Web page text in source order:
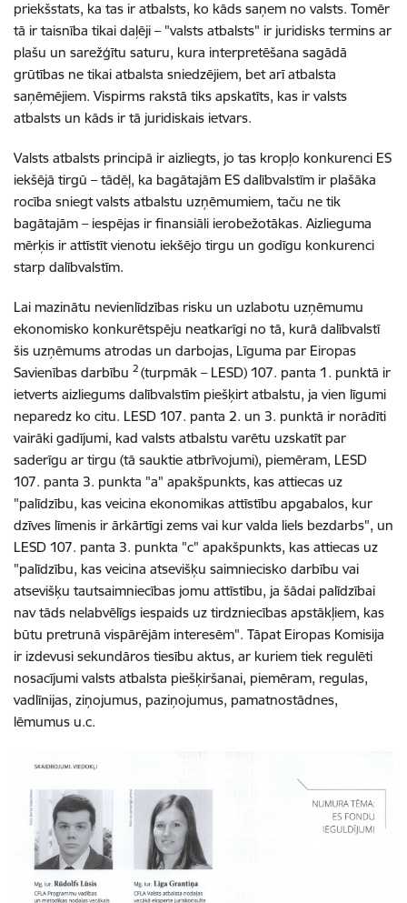
priekšstats, ka tas ir atbalsts, ko kāds saņem no valsts. Tomēr
tā ir taisnība tikai daļēji – "valsts atbalsts" ir juridisks termins ar
plašu un sarežģītu saturu, kura interpretēšana sagādā
grūtības ne tikai atbalsta sniedzējiem, bet arī atbalsta
saņēmējiem. Vispirms rakstā tiks apskatīts, kas ir valsts
atbalsts un kāds ir tā juridiskais ietvars.
Valsts atbalsts principā ir aizliegts, jo tas kropļo konkurenci ES
iekšējā tirgū – tādēļ, ka bagātajām ES dalībvalstīm ir plašāka
rocība sniegt valsts atbalstu uzņēmumiem, taču ne tik
bagātajām – iespējas ir finansiāli ierobežotākas. Aizlieguma
mērķis ir attīstīt vienotu iekšējo tirgu un godīgu konkurenci
starp dalībvalstīm.
Lai mazinātu nevienlīdzības risku un uzlabotu uzņēmumu
ekonomisko konkurētspēju neatkarīgi no tā, kurā dalībvalstī
šis uzņēmums atrodas un darbojas, Līguma par Eiropas
Savienības darbību 2 (turpmāk – LESD) 107. panta 1. punktā ir
ietverts aizliegums dalībvalstīm piešķirt atbalstu, ja vien līgumi
neparedz ko citu. LESD 107. panta 2. un 3. punktā ir norādīti
vairāki gadījumi, kad valsts atbalstu varētu uzskatīt par
saderīgu ar tirgu (tā sauktie atbrīvojumi), piemēram, LESD
107. panta 3. punkta "a" apakšpunkts, kas attiecas uz
"palīdzību, kas veicina ekonomikas attīstību apgabalos, kur
dzīves līmenis ir ārkārtīgi zems vai kur valda liels bezdarbs", un
LESD 107. panta 3. punkta "c" apakšpunkts, kas attiecas uz
"palīdzību, kas veicina atsevišķu saimniecisko darbību vai
atsevišķu tautsaimniecības jomu attīstību, ja šādai palīdzībai
nav tāds nelabvēlīgs iespaids uz tirdzniecības apstākļiem, kas
būtu pretrunā vispārējām interesēm". Tāpat Eiropas Komisija
ir izdevusi sekundāros tiesību aktus, ar kuriem tiek regulēti
nosacījumi valsts atbalsta piešķiršanai, piemēram, regulas,
vadlīnijas, ziņojumus, paziņojumus, pamatnostādnes,
lēmumus u.c.